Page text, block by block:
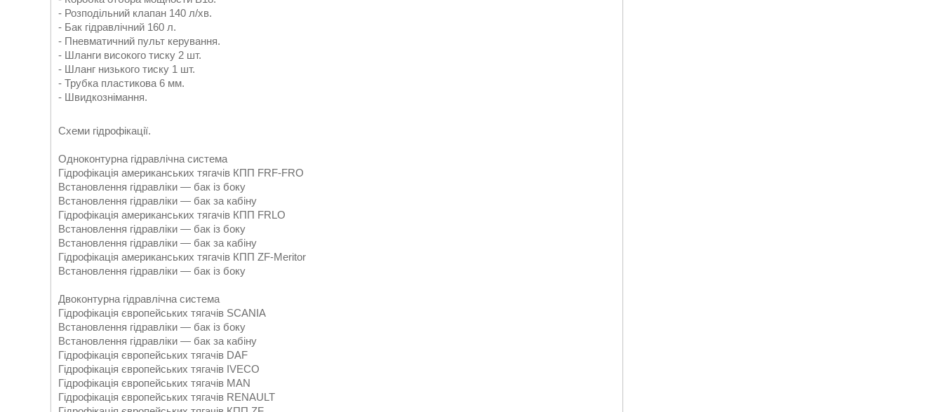
- Розподільний клапан 140 л/хв.
- Бак гідравлічний 160 л.
- Пневматичний пульт керування.
- Шланги високого тиску 2 шт.
- Шланг низького тиску 1 шт.
- Трубка пластикова 6 мм.
- Швидкознімання.
Схеми гідрофікації.
Одноконтурна гідравлічна система
Гідрофікація американських тягачів КПП FRF-FRO
Встановлення гідравліки — бак із боку
Встановлення гідравліки — бак за кабіну
Гідрофікація американських тягачів КПП FRLO
Встановлення гідравліки — бак із боку
Встановлення гідравліки — бак за кабіну
Гідрофікація американських тягачів КПП ZF-Meritor
Встановлення гідравліки — бак із боку
Двоконтурна гідравлічна система
Гідрофікація європейських тягачів SCANIA
Встановлення гідравліки — бак із боку
Встановлення гідравліки — бак за кабіну
Гідрофікація європейських тягачів DAF
Гідрофікація європейських тягачів IVECO
Гідрофікація європейських тягачів MAN
Гідрофікація європейських тягачів RENAULT